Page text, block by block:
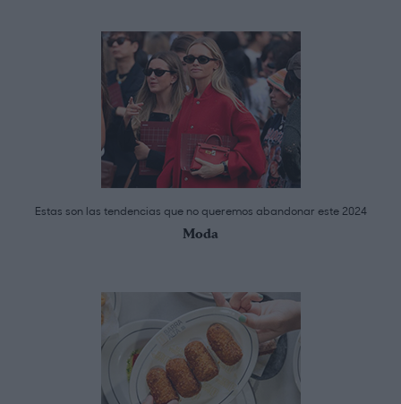
Estas son las tendencias que no queremos abandonar este 2024
Moda